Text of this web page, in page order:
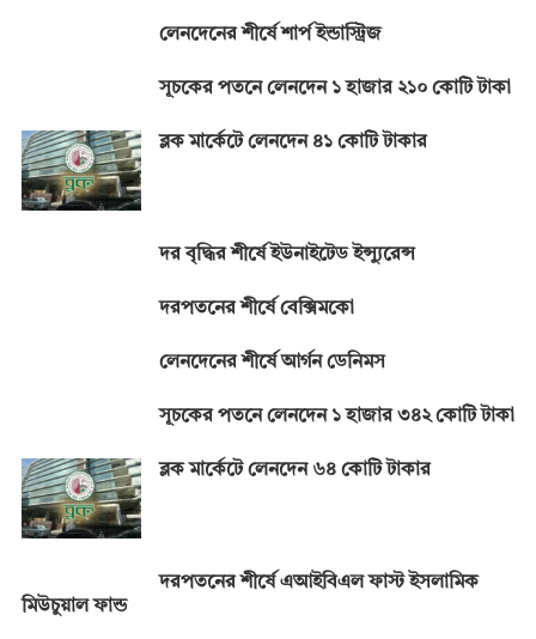
লেনদেনের শীর্ষে শার্প ইন্ডাস্ট্রিজ
সূচকের পতনে লেনদেন ১ হাজার ২১০ কোটি টাকা
ব্লক মার্কেটে লেনদেন ৪১ কোটি টাকার
দর বৃদ্ধির শীর্ষে ইউনাইটেড ইন্স্যুরেন্স
দরপতনের শীর্ষে বেক্সিমকো
লেনদেনের শীর্ষে আর্গন ডেনিমস
সূচকের পতনে লেনদেন ১ হাজার ৩৪২ কোটি টাকা
ব্লক মার্কেটে লেনদেন ৬৪ কোটি টাকার
দরপতনের শীর্ষে এআইবিএল ফাস্ট ইসলামিক
মিউচুয়াল ফান্ড